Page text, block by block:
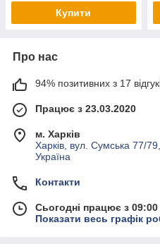
Купити
Про нас
94% позитивних з 17
Працює з 23.03.2020
м. Харків
Харків, вул. Сумська 77/
Україна
Контакти
Сьогодні працює з
Показати весь графік